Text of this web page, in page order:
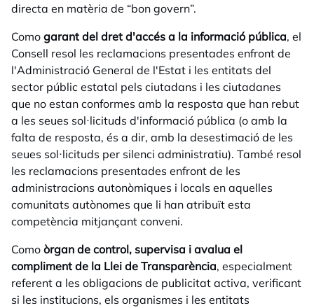
directa en matèria de “bon govern”.
Como garant del dret d'accés a la informació pública, el
Consell resol les reclamacions presentades enfront de
l'Administració General de l'Estat i les entitats del
sector públic estatal pels ciutadans i les ciutadanes
que no estan conformes amb la resposta que han rebut
a les seues sol·licituds d'informació pública (o amb la
falta de resposta, és a dir, amb la desestimació de les
seues sol·licituds per silenci administratiu). També resol
les reclamacions presentades enfront de les
administracions autonòmiques i locals en aquelles
comunitats autònomes que li han atribuït esta
competència mitjançant conveni.
Como òrgan de control, supervisa i avalua el
compliment de la Llei de Transparència, especialment
referent a les obligacions de publicitat activa, verificant
si les institucions, els organismes i les entitats